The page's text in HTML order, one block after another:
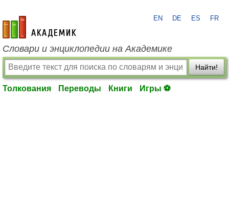
academic.ru
EN DE ES FR
Словари и энциклопедии на Академике
Найти!
Толкования Переводы Книги Игры ⚽